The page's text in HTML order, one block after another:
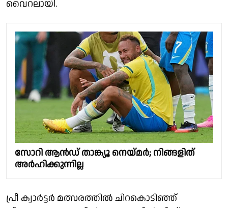
വൈറലായി.
സോറി ആൻഡ് താങ്ക്യൂ നെയ്മർ; നിങ്ങളിത്
അർഹിക്കുന്നില്ല
പ്രീ ക്വാർട്ടർ മത്സരത്തിൽ ചിറകൊടിഞ്ഞ്